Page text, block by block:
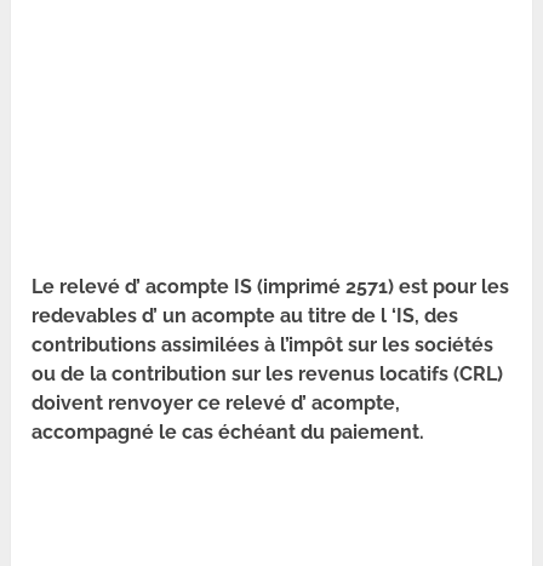
Le relevé d’ acompte IS (imprimé 2571) est pour les
redevables d’ un acompte au titre de l ‘IS, des
contributions assimilées à l’impôt sur les sociétés
ou de la contribution sur les revenus locatifs (CRL)
doivent renvoyer ce relevé d’ acompte,
accompagné le cas échéant du paiement.